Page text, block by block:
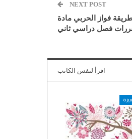
NEXT POST
فواز الحربي مادة
فصل دراسي ثاني
اقرأ لنفس الكاتب